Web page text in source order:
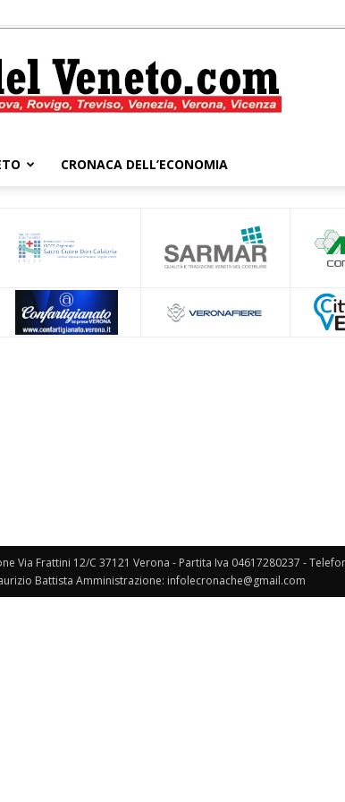
CRONACA DELL’ECONOMIA
Via Frattini 12/C 37121 Verona - Partita Iva 04617280237 -
Battista Amministrazione: infolecronache@gmail.com